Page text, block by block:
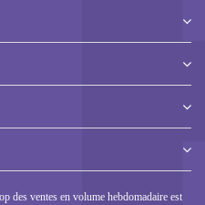
des ventes en volume hebdomadaire est